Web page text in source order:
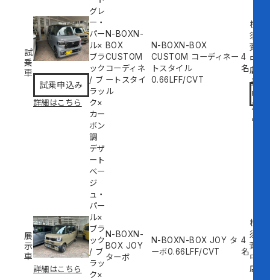
試
乗
車
試乗申込み
詳細はこちら
グレ
ー・
パー
ル×
ブラ
ック
/ ブ
ラッ
ク×
カー
ボン
調
N-BOXN-
BOX
CUSTOM
コーディネ
ートスタイ
ル
N-BOXN-BOX
CUSTOM コーディネー
トスタイル
0.66LFF/CVT
4
名
横
須
賀
中
店試
乗
申
込
み
展
示
車
詳細はこちら
デザ
ート
ベー
ジ
ュ・
パー
ル×
ブラ
ック
/ ブ
ラッ
ク×
N-BOXN-
BOX JOY
ターボ
N-BOXN-BOX JOY タ
ーボ0.66LFF/CVT
4
名
横
須
賀
中
店